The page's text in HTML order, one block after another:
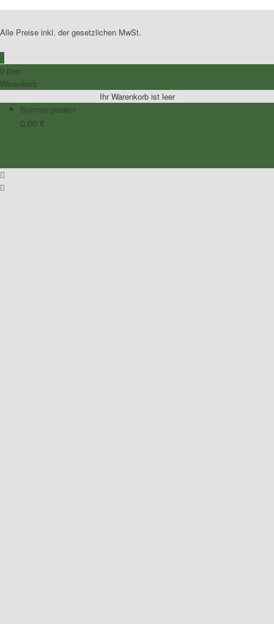
Alle Preise inkl. der gesetzlichen MwSt.
0 item
Warenkorb
Ihr Warenkorb ist leer
Summe gesamt
0,00 €